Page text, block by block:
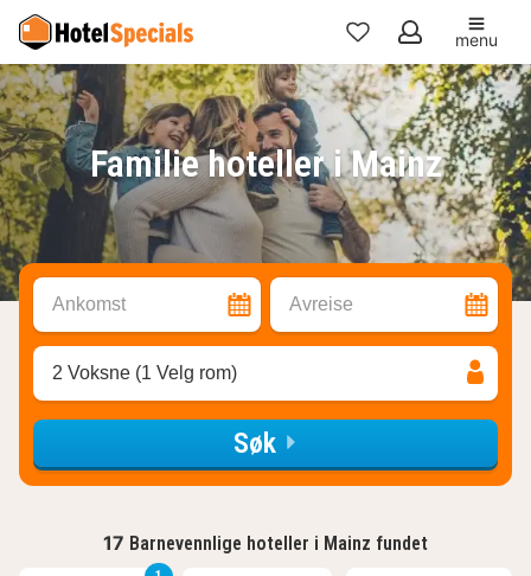
Mine
favoritter
menu
Familie hoteller i Mainz
Ankomst Avreise
2 Voksne (1 Velg rom)
Søk
17 Barnevennlige hoteller i Mainz fundet